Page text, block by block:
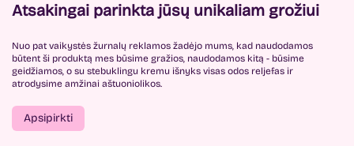
Atsakingai parinkta jūsų unikaliam grožiui
Nuo pat vaikystės žurnalų reklamos žadėjo mums, kad naudodamos
būtent ši produktą mes būsime gražios, naudodamos kitą - būsime
geidžiamos, o su stebuklingu kremu išnyks visas odos reljefas ir
atrodysime amžinai aštuoniolikos.
Apsipirkti